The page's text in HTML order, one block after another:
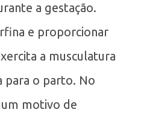
a gestação.
e proporcionar
a musculatura
para o parto. No
motivo de